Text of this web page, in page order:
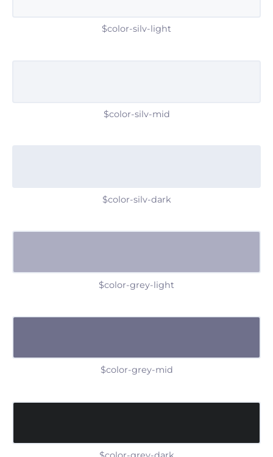
$color-silv-light
$color-silv-mid
$color-silv-dark
$color-grey-light
$color-grey-mid